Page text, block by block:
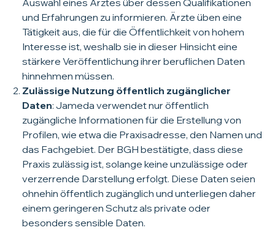
Auswahl eines Arztes über dessen Qualifikationen
und Erfahrungen zu informieren. Ärzte üben eine
Tätigkeit aus, die für die Öffentlichkeit von hohem
Interesse ist, weshalb sie in dieser Hinsicht eine
stärkere Veröffentlichung ihrer beruflichen Daten
hinnehmen müssen.
Zulässige Nutzung öffentlich zugänglicher
Daten: Jameda verwendet nur öffentlich
zugängliche Informationen für die Erstellung von
Profilen, wie etwa die Praxisadresse, den Namen und
das Fachgebiet. Der BGH bestätigte, dass diese
Praxis zulässig ist, solange keine unzulässige oder
verzerrende Darstellung erfolgt. Diese Daten seien
ohnehin öffentlich zugänglich und unterliegen daher
einem geringeren Schutz als private oder
besonders sensible Daten.